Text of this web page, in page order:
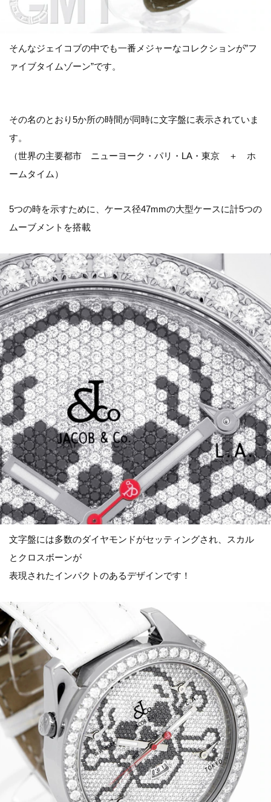
そんなジェイコブの中でも一番メジャーなコレクションが”フ
ァイブタイムゾーン”です。
その名のとおり5か所の時間が同時に文字盤に表示されていま
す。
（世界の主要都市 ニューヨーク・パリ・LA・東京 ＋ ホ
ームタイム）
5つの時を示すために、ケース径47mmの大型ケースに計5つの
ムーブメントを搭載
文字盤には多数のダイヤモンドがセッティングされ、スカル
とクロスボーンが
表現されたインパクトのあるデザインです！